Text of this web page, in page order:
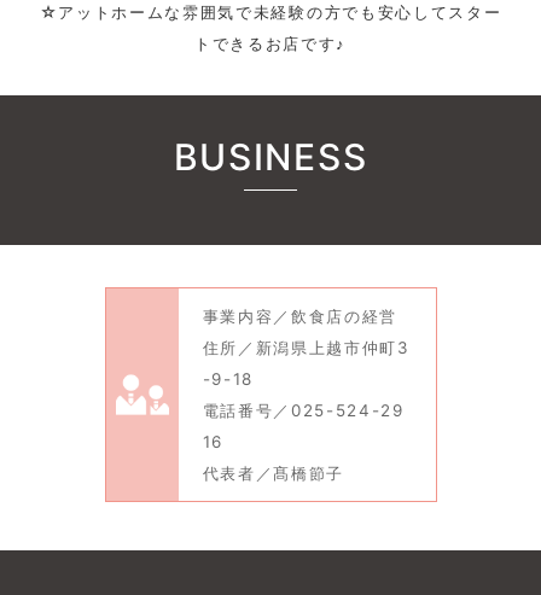
☆アットホームな雰囲気で未経験の方でも安心してスター
トできるお店です♪
BUSINESS
事業内容／飲食店の経営
住所／新潟県上越市仲町3
-9-18
電話番号／025-524-29
16
代表者／髙橋節子